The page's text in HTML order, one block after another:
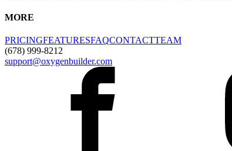
MORE
PRICINGFEATURESFAQCONTACTTEAM
(678) 999-8212
support@oxygenbuilder.com